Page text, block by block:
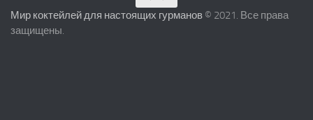
Мир коктейлей для настоящих гурманов © 2021. Все права
защищены.